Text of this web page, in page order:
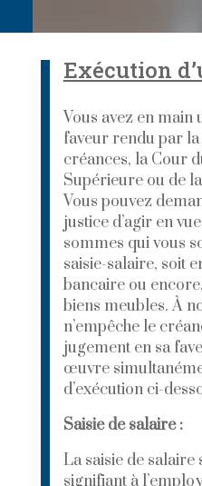
Exécution
Vous avez en
faveur rendu par
créances, la Cour
Supérieure ou de
Vous pouvez
justice d’agir en
sommes qui vous
saisie-salaire, soit
bancaire ou
biens meubles. À
n’empêche le
jugement en sa
œuvre
d’exécution ci-
Saisie de salaire :
La saisie de salaire
signifiant à